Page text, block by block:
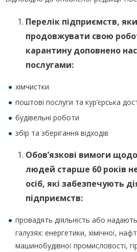
Перелік підприємств,
продовжувати свою
карантину доповнено
послугами:
хімчистки
поштові послуги та кур’єрська
будівельні роботи
збір та зберігання відходів
Обов’язкові вимоги
людей старше 60 років
осіб, які забезпечують
підприємств:
провадять діяльність або
галузях: енергетики, хімічної,
машинобудівної промисловості,